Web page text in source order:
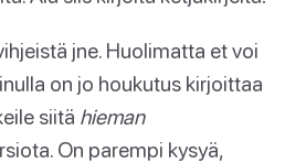
jne. Huolimatta et voi
on jo houkutus kirjoittaa
siitä hieman
On parempi kysyä,